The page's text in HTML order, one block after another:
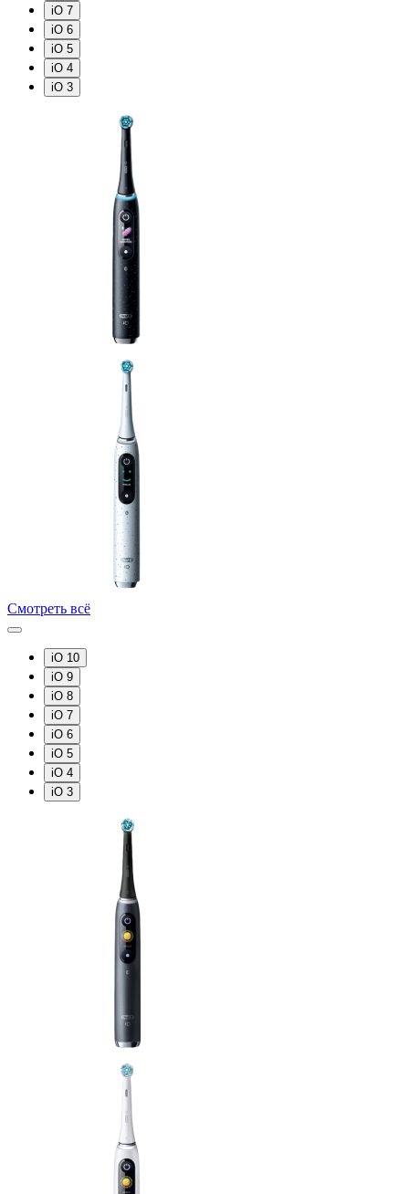
iO 7
iO 6
iO 5
iO 4
iO 3
Смотреть всё
iO 10
iO 9
iO 8
iO 7
iO 6
iO 5
iO 4
iO 3